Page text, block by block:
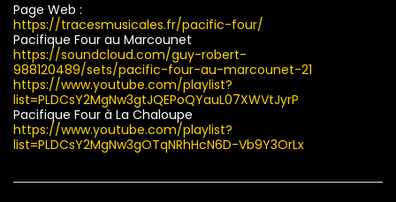
Page Web :
https://tracesmusicales.fr/pacific-four/
Pacifique Four au Marcounet
https://soundcloud.com/guy-robert-
988120489/sets/pacific-four-au-marcounet-21
https://www.youtube.com/playlist?
list=PLDCsY2MgNw3gtJQEPoQYauL07XWVtJyrP
Pacifique Four à La Chaloupe
https://www.youtube.com/playlist?
list=PLDCsY2MgNw3gOTqNRhHcN6D-Vb9Y3OrLx